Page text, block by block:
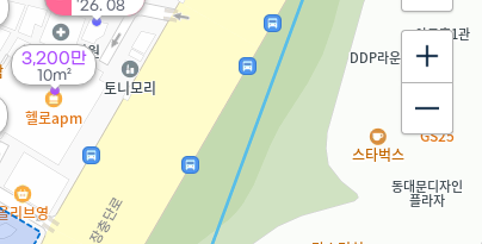
'26. 08
3,200만
10m²